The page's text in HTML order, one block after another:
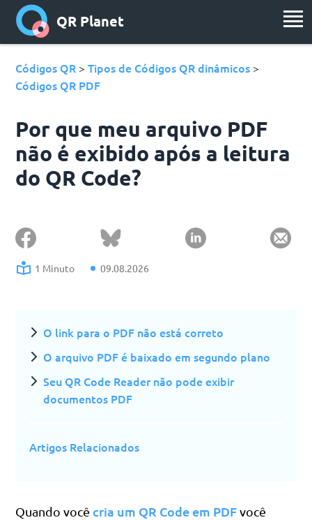
QR Planet
Códigos QR >Tipos de Códigos QR dinâmicos >
Códigos QR PDF
Por que meu arquivo PDF
não é exibido após a leitura
do QR Code?
1 Minuto 09.08.2026
O link para o PDF não está correto
O arquivo PDF é baixado em segundo plano
Seu QR Code Reader não pode exibir
documentos PDF
Artigos Relacionados
Quando você cria um QR Code em PDFvocê